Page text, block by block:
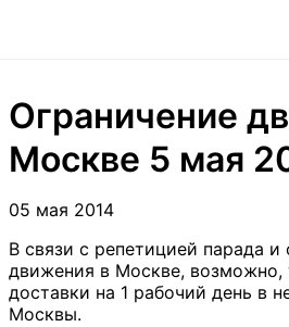
Ограничение
Москве 5 мая
05 мая 2014
В связи с репетицией парада и
движения в Москве, возможно,
доставки на 1 рабочий день в
Москвы.